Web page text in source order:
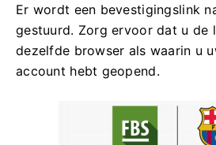
Er wordt een bevestigingslink
gestuurd. Zorg ervoor dat u de
dezelfde browser als waarin u
account hebt geopend.